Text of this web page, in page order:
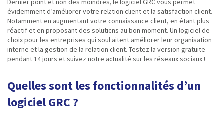
évidemment d’améliorer votre relation client et la satisfaction client.
Notamment en augmentant votre connaissance client, en étant plus
réactif et en proposant des solutions au bon moment. Un logiciel de
choix pour les entreprises qui souhaitent améliorer leur organisation
interne et la gestion de la relation client. Testez la version gratuite
pendant 14 jours et suivez notre actualité sur les réseaux sociaux !
Quelles sont les fonctionnalités d’un
logiciel GRC ?